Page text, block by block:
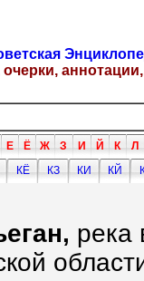
Е Ё Ж З И Й К Л
КЁ КЗ КИ КЙ
река